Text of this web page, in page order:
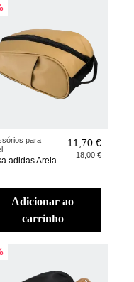
para
adidas Areia
11,70 €
18,00 €
adicionar ao
carrinho